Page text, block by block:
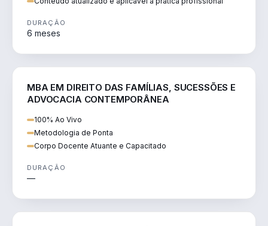
DURAÇÃO
6 meses
MBA EM DIREITO DAS FAMÍLIAS, SUCESSÕES E
ADVOCACIA CONTEMPORÂNEA
100% Ao Vivo
Metodologia de Ponta
Corpo Docente Atuante e Capacitado
DURAÇÃO
—